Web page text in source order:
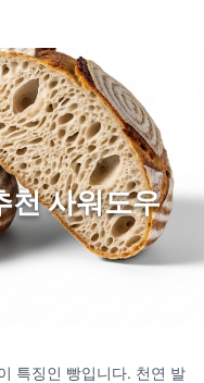
사워도우
특징인 빵입니다. 천연 발